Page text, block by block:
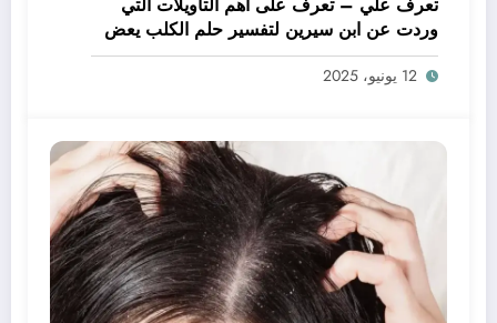
وردت عن ابن سيرين لتفسير حلم الكلب يعض
يدي – بالتفصيل
12 يونيو، 2025